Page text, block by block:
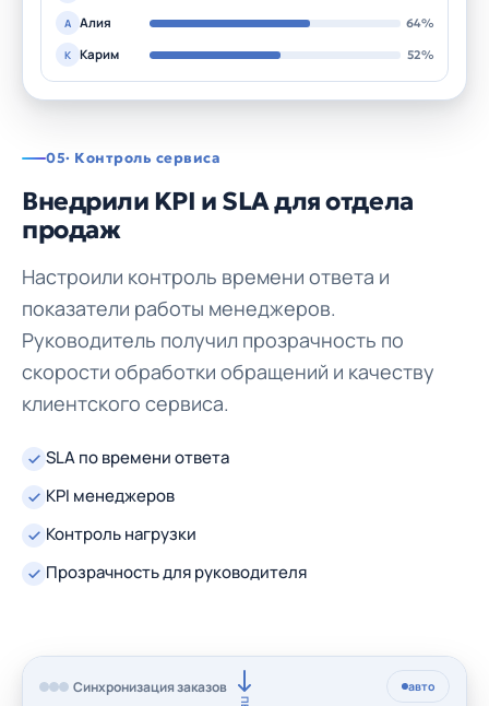
05· Контроль сервиса
Внедрили KPI и SLA для отдела
продаж
Настроили контроль времени ответа и
показатели работы менеджеров.
Руководитель получил прозрачность по
скорости обработки обращений и качеству
клиентского сервиса.
SLA по времени ответа
KPI менеджеров
Контроль нагрузки
Прозрачность для руководителя
А Алия 64%
К Карим 52%
Синхронизация заказов авто